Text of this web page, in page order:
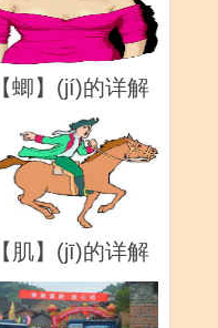
【蝍】(jí)的详解
【肌】(jī)的详解